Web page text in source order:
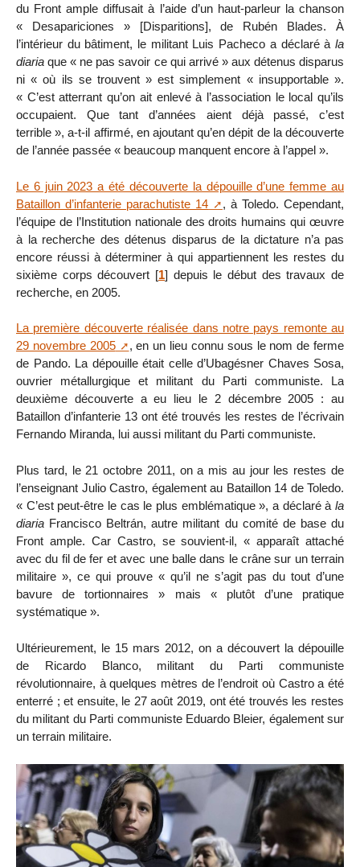
du Front ample diffusait à l’aide d’un haut-parleur la chanson
« Desapariciones » [Disparitions], de Rubén Blades. À
l’intérieur du bâtiment, le militant Luis Pacheco a déclaré à la
diaria que « ne pas savoir ce qui arrivé » aux détenus disparus
ni « où ils se trouvent » est simplement « insupportable ».
« C’est atterrant qu’on ait enlevé à l’association le local qu’ils
occupaient. Que tant d’années aient déjà passé, c’est
terrible », a-t-il affirmé, en ajoutant qu’en dépit de la découverte
de l’année passée « beaucoup manquent encore à l’appel ».
Le 6 juin 2023 a été découverte la dépouille d’une femme au
Bataillon d’infanterie parachutiste 14
, à Toledo. Cependant,
l’équipe de l’Institution nationale des droits humains qui œuvre
à la recherche des détenus disparus de la dictature n’a pas
encore réussi à déterminer à qui appartiennent les restes du
sixième corps découvert [1] depuis le début des travaux de
recherche, en 2005.
La première découverte réalisée dans notre pays remonte au
29 novembre 2005
, en un lieu connu sous le nom de ferme
de Pando. La dépouille était celle d’Ubagésner Chaves Sosa,
ouvrier métallurgique et militant du Parti communiste. La
deuxième découverte a eu lieu le 2 décembre 2005 : au
Bataillon d’infanterie 13 ont été trouvés les restes de l’écrivain
Fernando Miranda, lui aussi militant du Parti communiste.
Plus tard, le 21 octobre 2011, on a mis au jour les restes de
l’enseignant Julio Castro, également au Bataillon 14 de Toledo.
« C’est peut-être le cas le plus emblématique », a déclaré à la
diaria Francisco Beltrán, autre militant du comité de base du
Front ample. Car Castro, se souvient-il, « apparaît attaché
avec du fil de fer et avec une balle dans le crâne sur un terrain
militaire », ce qui prouve « qu’il ne s’agit pas du tout d’une
bavure de tortionnaires » mais « plutôt d’une pratique
systématique ».
Ultérieurement, le 15 mars 2012, on a découvert la dépouille
de Ricardo Blanco, militant du Parti communiste
révolutionnaire, à quelques mètres de l’endroit où Castro a été
enterré ; et ensuite, le 27 août 2019, ont été trouvés les restes
du militant du Parti communiste Eduardo Bleier, également sur
un terrain militaire.